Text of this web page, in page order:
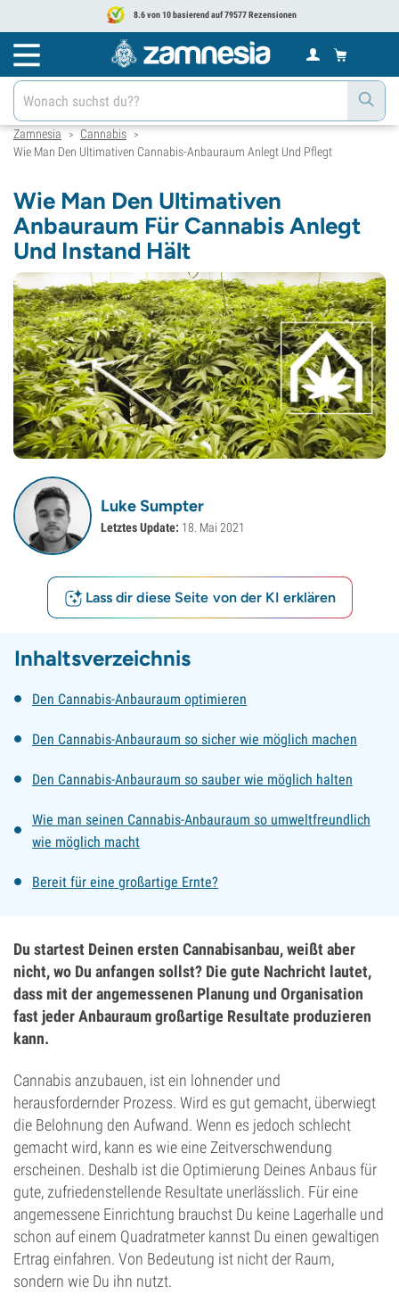
8.6 von 10 basierend auf 79577 Rezensionen
Zamnesia > Cannabis >
Wie Man Den Ultimativen Cannabis-Anbauraum Anlegt Und Pflegt
Wie Man Den Ultimativen
Anbauraum Für Cannabis Anlegt
Und Instand Hält
Luke Sumpter
Letztes Update: 18. Mai 2021
Lass dir diese Seite von der KI erklären
Inhaltsverzeichnis
Den Cannabis-Anbauraum optimieren
Den Cannabis-Anbauraum so sicher wie möglich machen
Den Cannabis-Anbauraum so sauber wie möglich halten
Wie man seinen Cannabis-Anbauraum so umweltfreundlich
wie möglich macht
Bereit für eine großartige Ernte?
Du startest Deinen ersten Cannabisanbau, weißt aber
nicht, wo Du anfangen sollst? Die gute Nachricht lautet,
dass mit der angemessenen Planung und Organisation
fast jeder Anbauraum großartige Resultate produzieren
kann.
Cannabis anzubauen, ist ein lohnender und
herausfordernder Prozess. Wird es gut gemacht, überwiegt
die Belohnung den Aufwand. Wenn es jedoch schlecht
gemacht wird, kann es wie eine Zeitverschwendung
erscheinen. Deshalb ist die Optimierung Deines Anbaus für
gute, zufriedenstellende Resultate unerlässlich. Für eine
angemessene Einrichtung brauchst Du keine Lagerhalle und
schon auf einem Quadratmeter kannst Du einen gewaltigen
Ertrag einfahren. Von Bedeutung ist nicht der Raum,
sondern wie Du ihn nutzt.